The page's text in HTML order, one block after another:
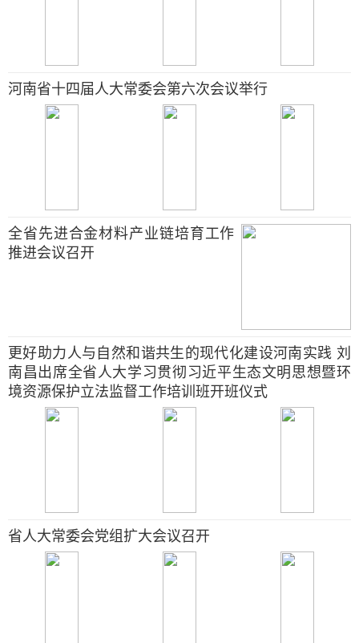
河南省十四届人大常委会第六次会议举行
全省先进合金材料产业链培育工作
推进会议召开
更好助力人与自然和谐共生的现代化建设河南实践 刘
南昌出席全省人大学习贯彻习近平生态文明思想暨环
境资源保护立法监督工作培训班开班仪式
省人大常委会党组扩大会议召开